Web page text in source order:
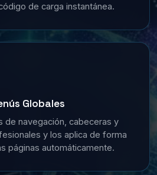
de carga instantánea.
Globales
de navegación, cabeceras y
y los aplica de forma
páginas automáticamente.